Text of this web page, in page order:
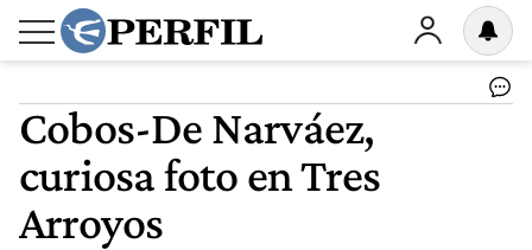
Cobos-De Narváez,
curiosa foto en Tres
Arroyos